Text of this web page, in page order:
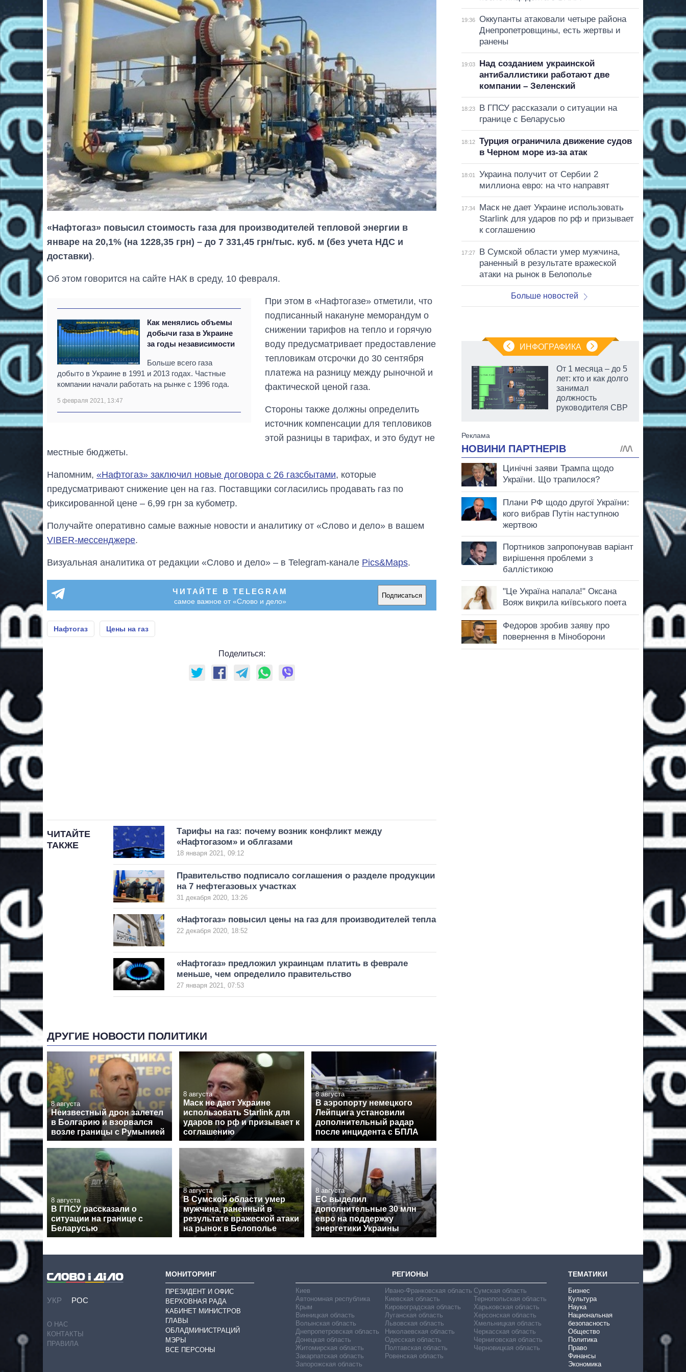
«Нафтогаз» повысил стоимость газа для производителей тепловой энергии в
январе на 20,1% (на 1228,35 грн) – до 7 331,45 грн/тыс. куб. м (без учета НДС и
доставки).
Об этом говорится на сайте НАК в среду, 10 февраля.
Как менялись объемы
добычи газа в Украине
за годы независимости
Больше всего газа
добыто в Украине в 1991 и 2013 годах. Частные
компании начали работать на рынке с 1996 года.
5 февраля 2021, 13:47
При этом в «Нафтогазе» отметили, что
подписанный накануне меморандум о
снижении тарифов на тепло и горячую
воду предусматривает предоставление
тепловикам отсрочки до 30 сентября
платежа на разницу между рыночной и
фактической ценой газа.
Стороны также должны определить
источник компенсации для тепловиков
этой разницы в тарифах, и это будут не
местные бюджеты.
Напомним, «Нафтогаз» заключил новые договора с 26 газсбытами, которые
предусматривают снижение цен на газ. Поставщики согласились продавать газ по
фиксированной цене – 6,99 грн за кубометр.
Получайте оперативно самые важные новости и аналитику от «Слово и дело» в вашем
VIBER-мессенджере.
Визуальная аналитика от редакции «Слово и дело» – в Telegram-канале Pics&Maps.
ЧИТАЙТЕ В TELEGRAM
самое важное от «Слово и дело»
Подписаться
Нафтогаз Цены на газ
Поделиться:
ЧИТАЙТЕ
ТАКЖЕ
Тарифы на газ: почему возник конфликт между
«Нафтогазом» и облгазами
18 января 2021, 09:12
Правительство подписало соглашения о разделе продукции
на 7 нефтегазовых участках
31 декабря 2020, 13:26
«Нафтогаз» повысил цены на газ для производителей тепла
22 декабря 2020, 18:52
«Нафтогаз» предложил украинцам платить в феврале
меньше, чем определило правительство
27 января 2021, 07:53
ДРУГИЕ НОВОСТИ ПОЛИТИКИ
8 августа
Неизвестный дрон залетел
в Болгарию и взорвался
возле границы с Румынией
8 августа
Маск не дает Украине
использовать Starlink для
ударов по рф и призывает к
соглашению
8 августа
В аэропорту немецкого
Лейпцига установили
дополнительный радар
после инцидента с БПЛА
8 августа
В ГПСУ рассказали о
ситуации на границе с
Беларусью
8 августа
В Сумской области умер
мужчина, раненный в
результате вражеской атаки
на рынок в Белополье
8 августа
ЕС выделил
дополнительные 30 млн
евро на поддержку
энергетики Украины
19:36
Оккупанты атаковали четыре района
Днепропетровщины, есть жертвы и
ранены
19:03
Над созданием украинской
антибаллистики работают две
компании – Зеленский
18:23
В ГПСУ рассказали о ситуации на
границе с Беларусью
18:12
Турция ограничила движение судов
в Черном море из-за атак
18:01
Украина получит от Сербии 2
миллиона евро: на что направят
17:34
Маск не дает Украине использовать
Starlink для ударов по рф и призывает
к соглашению
17:27
В Сумской области умер мужчина,
раненный в результате вражеской
атаки на рынок в Белополье
Больше новостей
ИНФОГРАФИКА
Восемь
массированных
область стали
главной целью рф
От 1 месяца – до 5
лет: кто и как долго
занимал
должность
руководителя СВР
УКР РОС
О НАС
КОНТАКТЫ
ПРАВИЛА
МОНИТОРИНГ
ПРЕЗИДЕНТ И ОФИС
ВЕРХОВНАЯ РАДА
КАБИНЕТ МИНИСТРОВ
ГЛАВЫ
ОБЛАДМИНИСТРАЦИЙ
МЭРЫ
ВСЕ ПЕРСОНЫ
РЕГИОНЫ
Киев
Автономная республика
Крым
Винницкая область
Волынская область
Днепропетровская область
Донецкая область
Житомирская область
Закарпатская область
Запорожская область
Ивано-Франковская область
Киевская область
Кировоградская область
Луганская область
Львовская область
Николаевская область
Одесская область
Полтавская область
Ровенская область
Сумская область
Тернопольская область
Харьковская область
Херсонская область
Хмельницкая область
Черкасская область
Черниговская область
Черновицкая область
ТЕМАТИКИ
Бизнес
Культура
Наука
Национальная
безопасность
Общество
Политика
Право
Финансы
Экономика